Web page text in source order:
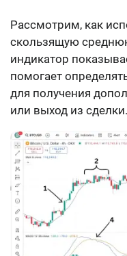
Рассмотрим, как
скользящую
индикатор
помогает
для получения
или выход из сделки.